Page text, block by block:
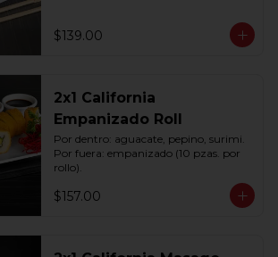
$139.00
2x1 California
Empanizado Roll
Por dentro: aguacate, pepino, surimi.
Por fuera: empanizado (10 pzas. por
rollo).
$157.00